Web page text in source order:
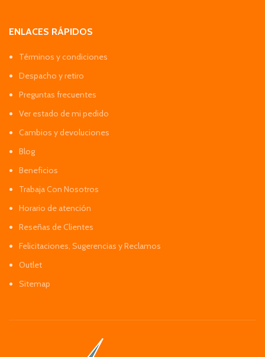
ENLACES RÁPIDOS
Términos y condiciones
Despacho y retiro
Preguntas frecuentes
Ver estado de mi pedido
Cambios y devoluciones
Blog
Beneficios
Trabaja Con Nosotros
Horario de atención
Reseñas de Clientes
Felicitaciones, Sugerencias y Reclamos
Outlet
Sitemap